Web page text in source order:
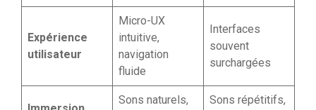
Expérience
utilisateur
Micro-UX
intuitive,
navigation
fluide
Interfaces
souvent
surchargées
Sons naturels,
Sons répétitifs,